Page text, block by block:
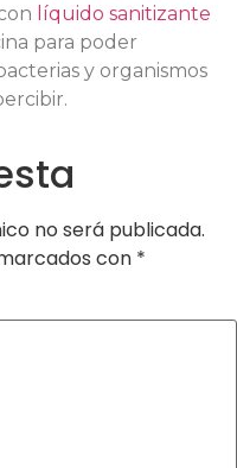
líquido sanitizante
para poder
y organismos
no será publicada.
con *